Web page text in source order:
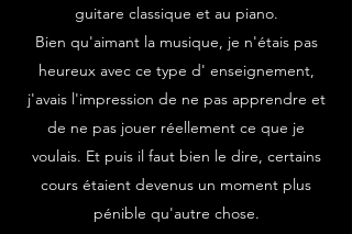
guitare classique et au piano.
Bien qu'aimant la musique, je n'étais pas
heureux avec ce type d' enseignement,
j'avais l'impression de ne pas apprendre et
de ne pas jouer réellement ce que je
voulais. Et puis il faut bien le dire, certains
cours étaient devenus un moment plus
pénible qu'autre chose.